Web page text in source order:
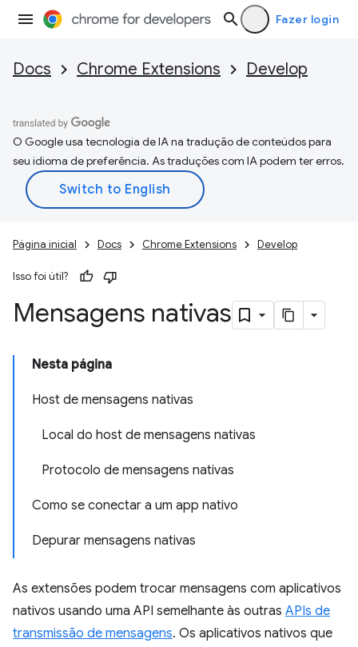
Fazer login
Docs Chrome Extensions Develop
O Google usa tecnologia de IA na tradução de conteúdos para
seu idioma de preferência. As traduções com IA podem ter erros.
Página inicial Docs Chrome Extensions Develop
Isso foi útil?
Mensagens nativas
Nesta página
Host de mensagens nativas
Local do host de mensagens nativas
Protocolo de mensagens nativas
Como se conectar a um app nativo
Depurar mensagens nativas
As extensões podem trocar mensagens com aplicativos
nativos usando uma API semelhante às outras APIs de
transmissão de mensagens. Os aplicativos nativos que